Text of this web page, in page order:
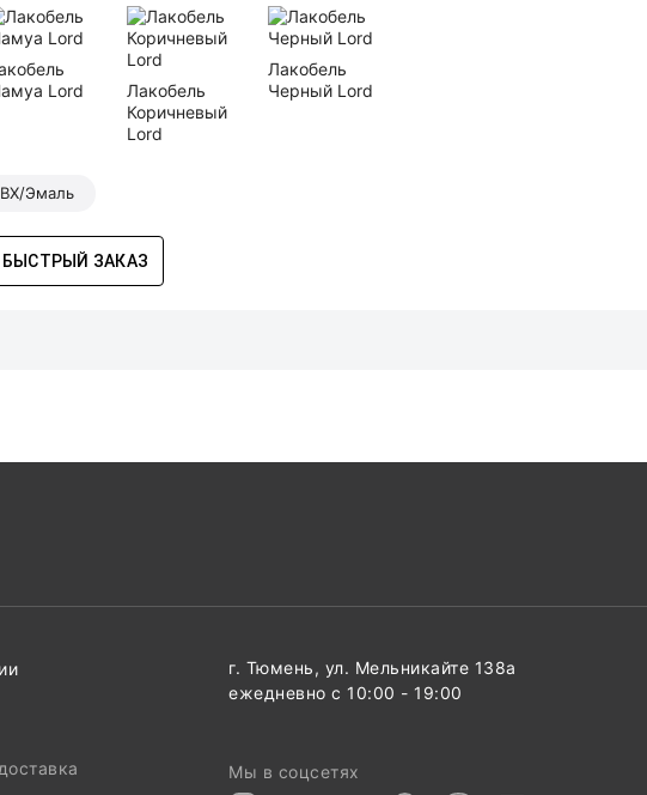
Lord
Лакобель
Коричневый
Lord
Лакобель
Черный Lord
Эмаль
БЫСТРЫЙ ЗАКАЗ
г. Тюмень, ул. Мельникайте 138а
ежедневно с 10:00 - 19:00
Мы в соцсетях